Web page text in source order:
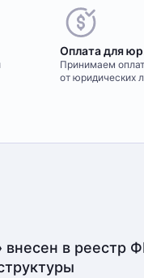
Оплата для
Принимаем
от юридических
в реестр